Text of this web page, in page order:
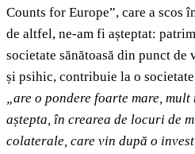
Counts for Europe”, care a scos
de altfel, ne-am fi așteptat:
societate sănătoasă din punct
și psihic, contribuie la o
„are o pondere foarte mare,
aștepta, în crearea de locuri de
colaterale, care vin după o